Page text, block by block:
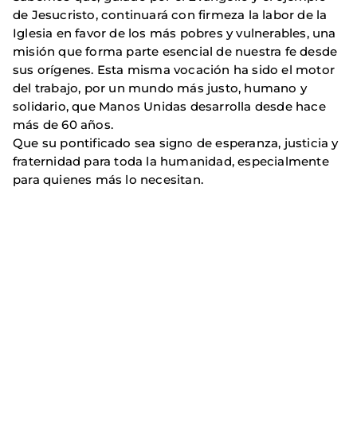
de Jesucristo, continuará con firmeza la labor de la
Iglesia en favor de los más pobres y vulnerables, una
misión que forma parte esencial de nuestra fe desde
sus orígenes. Esta misma vocación ha sido el motor
del trabajo, por un mundo más justo, humano y
solidario, que Manos Unidas desarrolla desde hace
más de 60 años.
Que su pontificado sea signo de esperanza, justicia y
fraternidad para toda la humanidad, especialmente
para quienes más lo necesitan.